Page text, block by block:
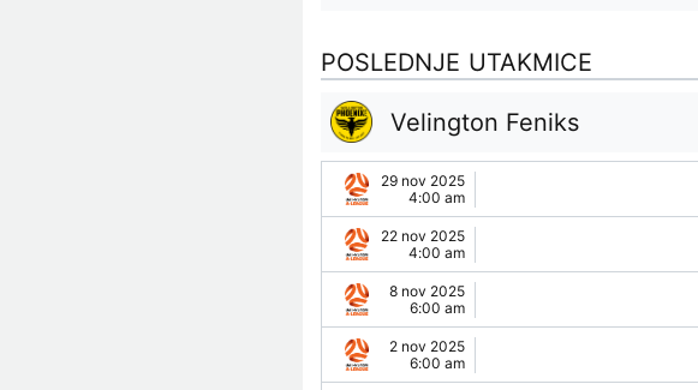
POSLEDNJE UTAKMICE
Velington Feniks
29 nov 2025
4:00 am
22 nov 2025
4:00 am
8 nov 2025
6:00 am
2 nov 2025
6:00 am